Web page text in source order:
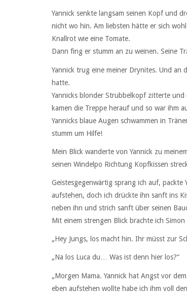
Yannick senkte langsam seinen Kopf und
nicht wo hin. Am liebsten hätte er sich
Knallrot wie eine Tomate.
Dann fing er stumm an zu weinen. Seine
Yannick trug eine meiner Drynites. Und an
hatte.
Yannicks blonder Strubbelkopf zitterte
kamen die Treppe herauf und so war ihm
Yannicks blaue Augen schwammen in
stumm um Hilfe!
Mein Blick wanderte von Yannick zu
seinen Windelpo Richtung Kopfkissen
Geistesgegenwärtig sprang ich auf,
aufstehen, doch ich drückte ihn sanft ins
neben ihn und strich sanft über seinen
Mit einem strengen Blick brachte ich
„Hey Jungs, los macht hin. Ihr müsst zur
„Na los Luca du… Was ist denn hier los?“
„Morgen Mama. Yannick hat Angst vor
eben aufstehen wollte habe ich ihm voll